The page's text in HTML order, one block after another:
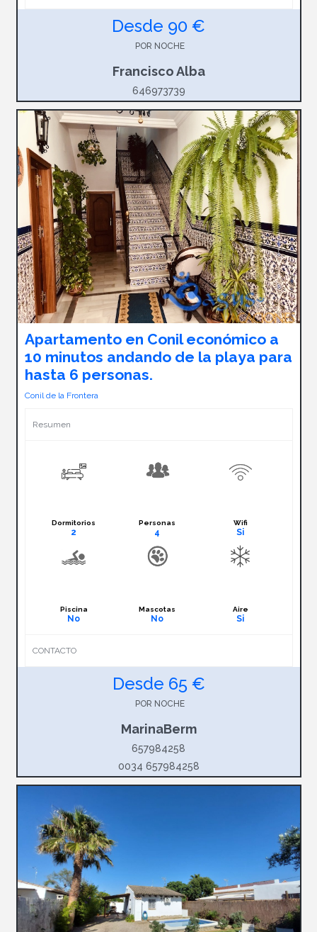
Desde 90 €
POR NOCHE
Francisco Alba
646973739
Apartamento en Conil económico a
10 minutos andando de la playa para
hasta 6 personas.
Conil de la Frontera
Resumen
Dormitorios
2
Personas
4
Wifi
Si
Piscina
No
Mascotas
No
Aire
Si
CONTACTO
Desde 65 €
POR NOCHE
MarinaBerm
657984258
0034 657984258